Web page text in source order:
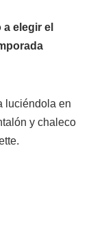
elegir el
luciéndola en
y chaleco